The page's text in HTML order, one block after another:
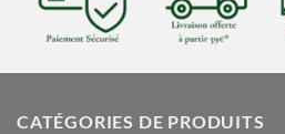
CATÉGORIES DE PRODUITS